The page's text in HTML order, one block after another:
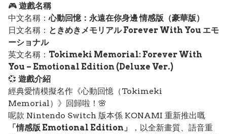
🎮 遊戲名稱
中文名稱：心動回憶：永遠在你身邊 情感版（豪華版）
日文名稱： ときめきメモリアル Forever With You エモ
ーショナル
英文名稱： Tokimeki Memorial: Forever With
You – Emotional Edition (Deluxe Ver.)
💞 遊戲介紹
經典愛情模擬名作《心動回憶（Tokimeki
Memorial）》回歸啦！🌸
呢款 Nintendo Switch 版本係 KONAMI 重新推出嘅
「情感版 Emotional Edition」
，以全新畫質、語音重